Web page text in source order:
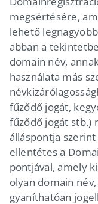
megsértésére,
lehető
abban a
domain név,
használata más
fűződő jogát,
fűződő jogát stb.)
álláspontja
ellentétes a
pontjával, amely
olyan domain
gyaníthatóan